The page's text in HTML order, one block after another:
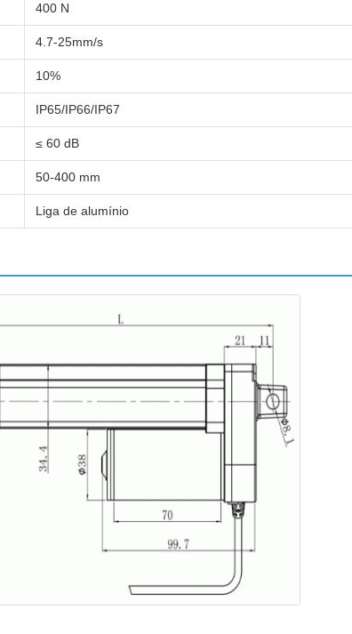
400 N
4.7-25mm/s
10%
IP65/IP66/IP67
≤ 60 dB
50-400 mm
Liga de alumínio